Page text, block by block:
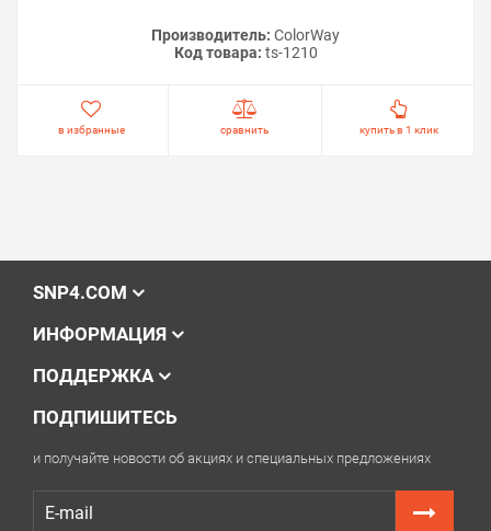
Производитель: ColorWay
Код товара: ts-1210
в избранные сравнить купить в 1 клик
SNP4.COM
ИНФОРМАЦИЯ
ПОДДЕРЖКА
ПОДПИШИТЕСЬ
и получайте новости об акциях и специальных предложениях